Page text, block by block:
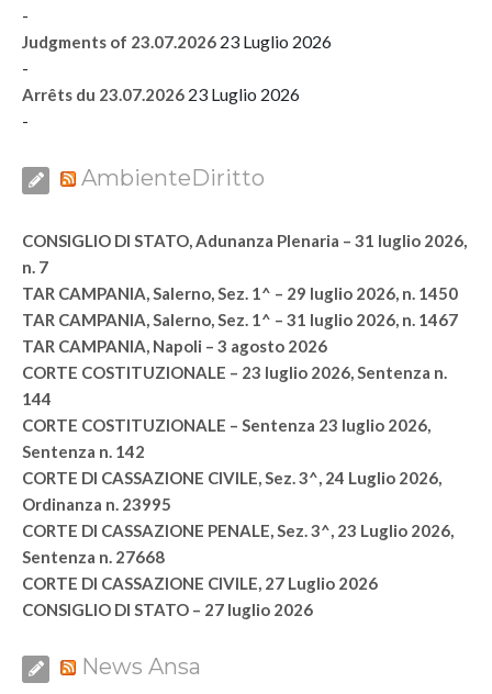
-
Judgments of 23.07.2026 23 Luglio 2026
-
Arrêts du 23.07.2026 23 Luglio 2026
-
AmbienteDiritto
CONSIGLIO DI STATO, Adunanza Plenaria – 31 luglio 2026,
n. 7
TAR CAMPANIA, Salerno, Sez. 1^ – 29 luglio 2026, n. 1450
TAR CAMPANIA, Salerno, Sez. 1^ – 31 luglio 2026, n. 1467
TAR CAMPANIA, Napoli – 3 agosto 2026
CORTE COSTITUZIONALE – 23 luglio 2026, Sentenza n.
144
CORTE COSTITUZIONALE – Sentenza 23 luglio 2026,
Sentenza n. 142
CORTE DI CASSAZIONE CIVILE, Sez. 3^, 24 Luglio 2026,
Ordinanza n. 23995
CORTE DI CASSAZIONE PENALE, Sez. 3^, 23 Luglio 2026,
Sentenza n. 27668
CORTE DI CASSAZIONE CIVILE, 27 Luglio 2026
CONSIGLIO DI STATO – 27 luglio 2026
News Ansa